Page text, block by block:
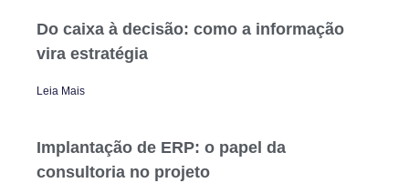
Do caixa à decisão: como a informação
vira estratégia
Leia Mais
Implantação de ERP: o papel da
consultoria no projeto